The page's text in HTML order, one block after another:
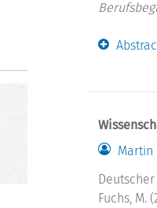
Martin
Fuchs, M.